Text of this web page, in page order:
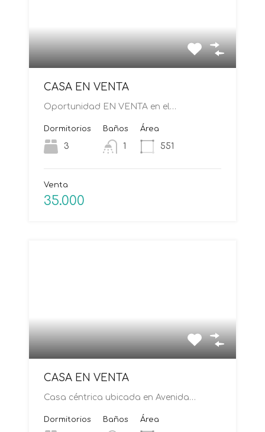
CASA EN VENTA
Oportunidad EN VENTA en el…
Dormitorios
3
Baños
1
Área
551
Venta
35.000
CASA EN VENTA
Casa céntrica ubicada en Avenida…
Dormitorios Baños Área